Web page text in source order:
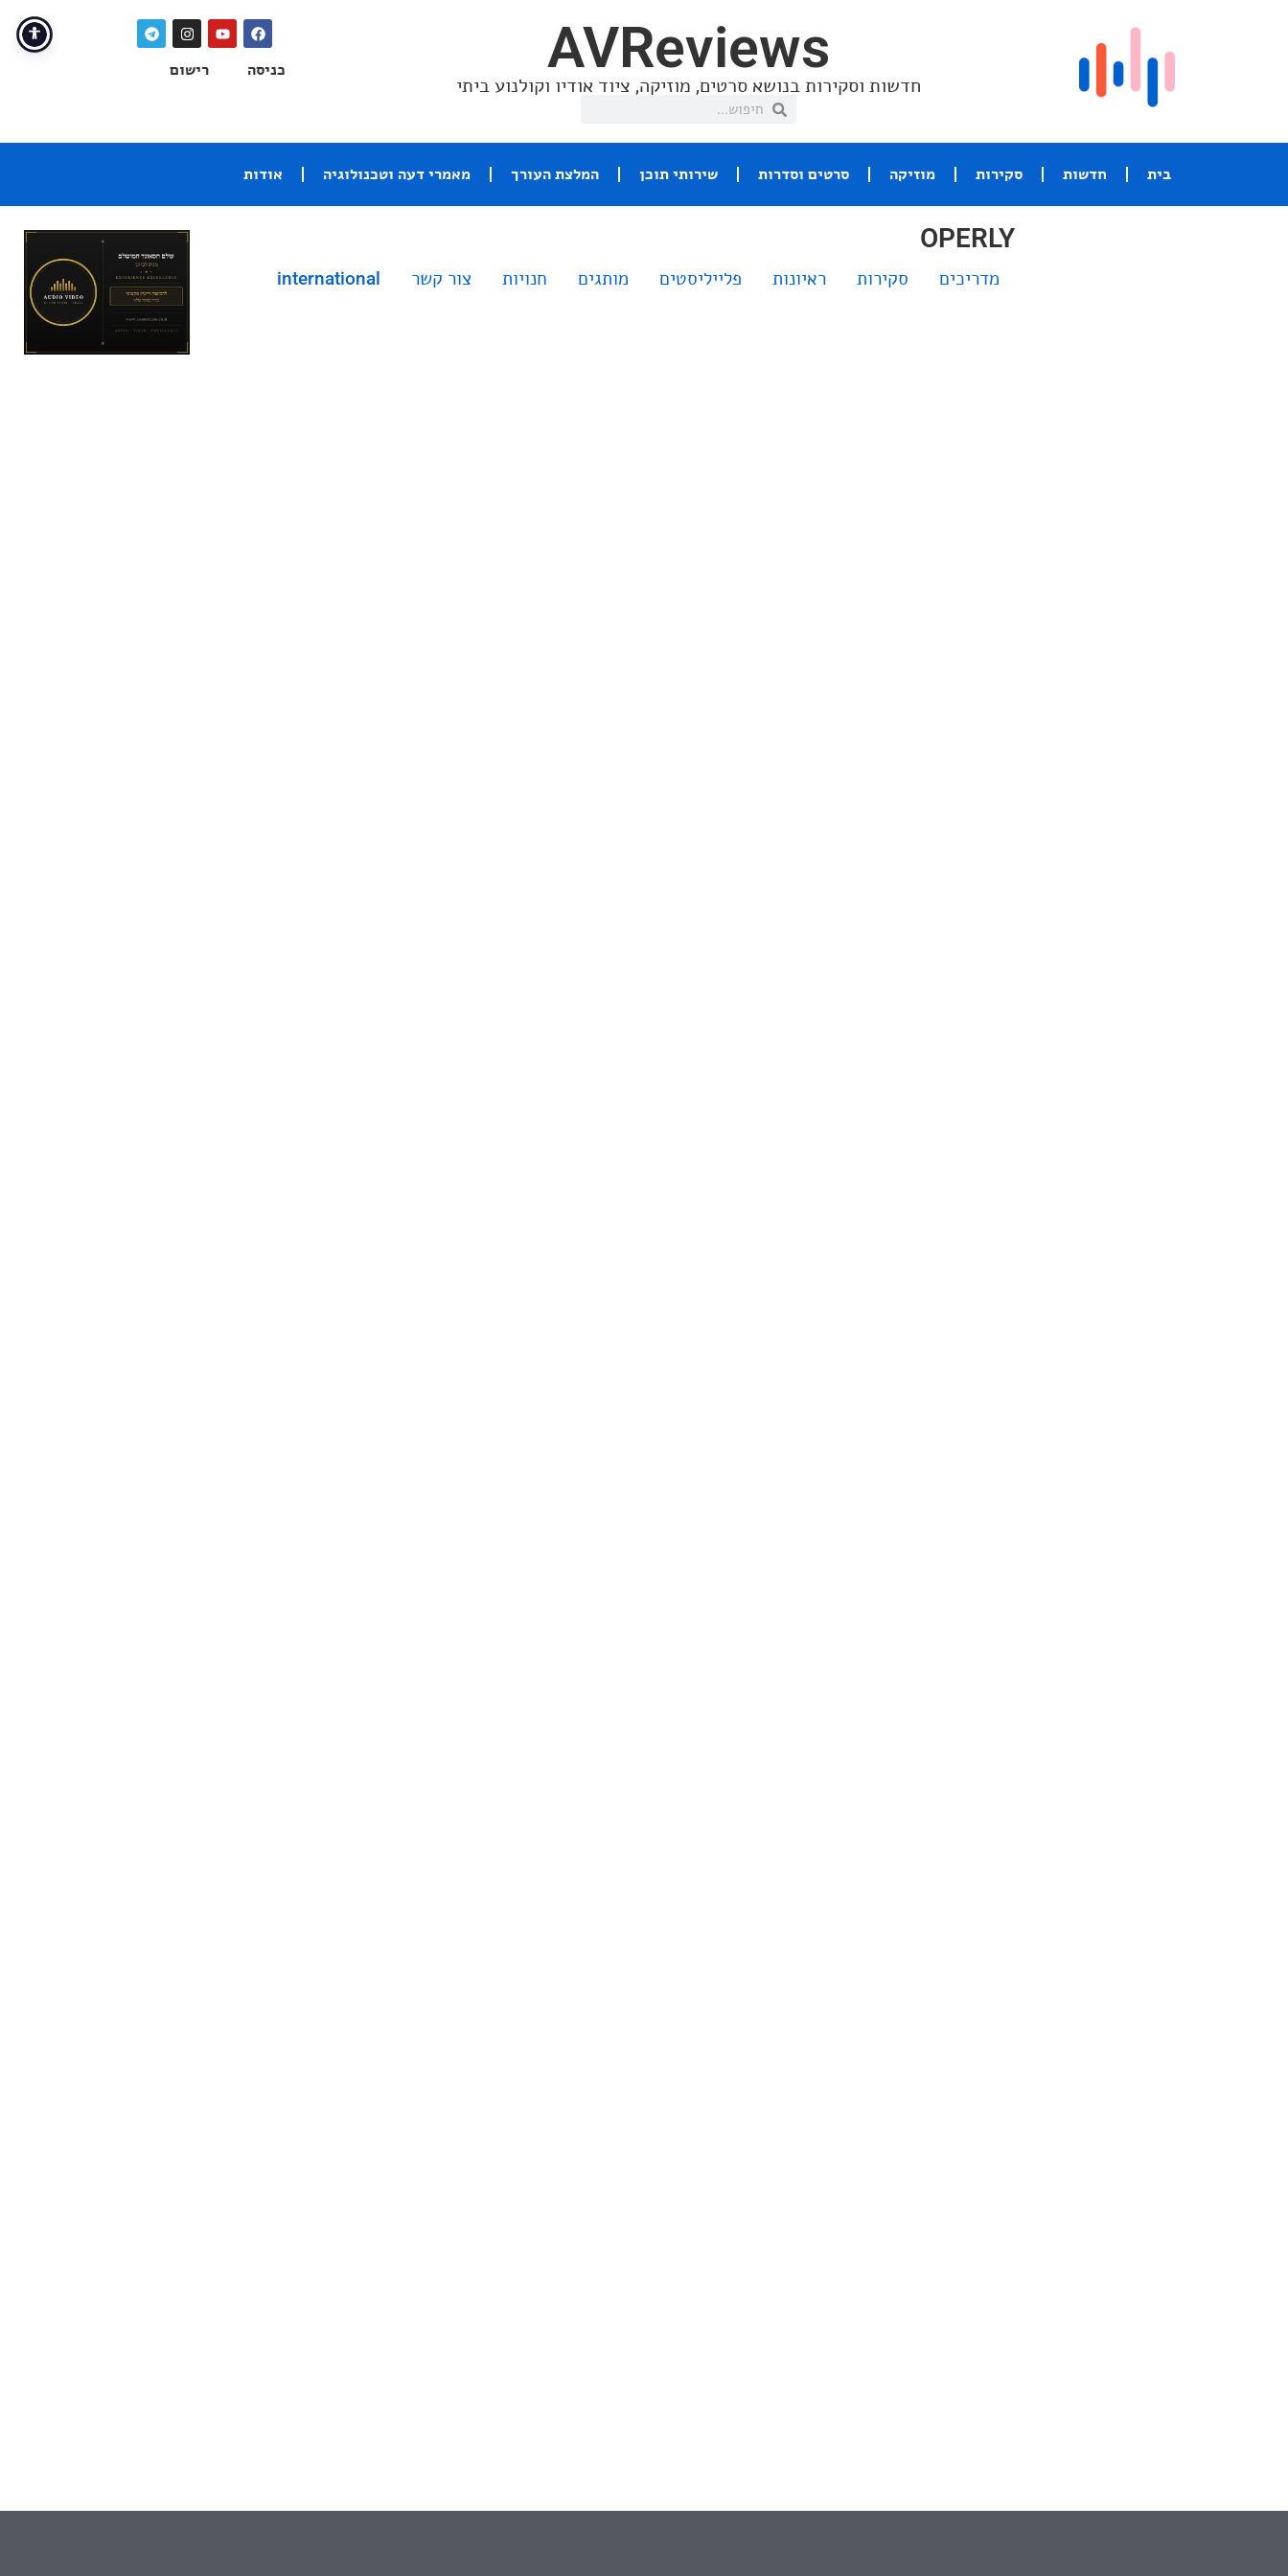
AVReviews
חדשות וסקירות בנושא סרטים, מוזיקה, ציוד אודיו וקולנוע ביתי
כניסה רישום
בית חדשות סקירות מוזיקה סרטים וסדרות שירותי תוכן המלצת העורך מאמרי דעה וטכנולוגיה אודות
OPERLY
מדריכים סקירות ראיונות פלייליסטים מותגים חנויות צור קשר international